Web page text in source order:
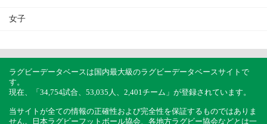
女子
ラグビーデータベースは国内最大級のラグビーデータベースサイトで
す。
現在、「34,754試合、53,035人、2,401チーム」が登録されています。
当サイトが全ての情報の正確性および完全性を保証するものではありま
せん。日本ラグビーフットボール協会、各地方ラグビー協会などとは一